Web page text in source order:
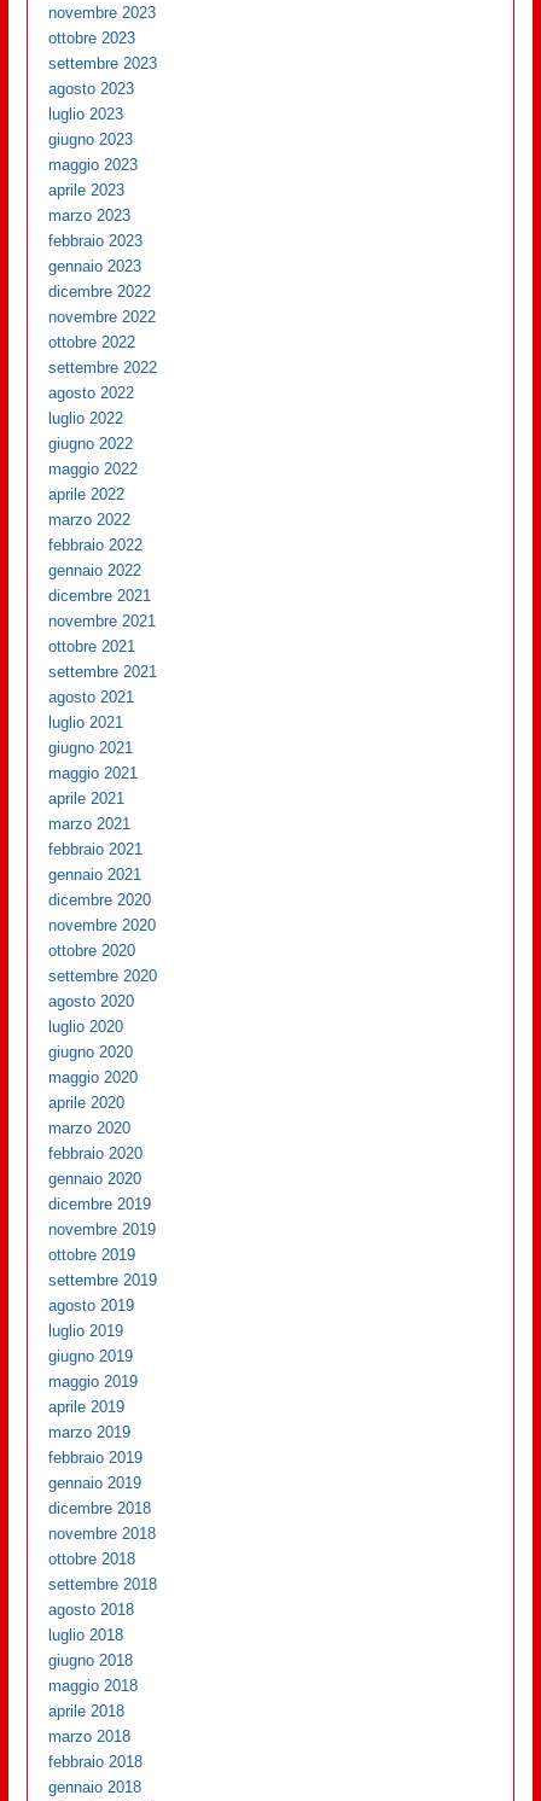
novembre 2023
ottobre 2023
settembre 2023
agosto 2023
luglio 2023
giugno 2023
maggio 2023
aprile 2023
marzo 2023
febbraio 2023
gennaio 2023
dicembre 2022
novembre 2022
ottobre 2022
settembre 2022
agosto 2022
luglio 2022
giugno 2022
maggio 2022
aprile 2022
marzo 2022
febbraio 2022
gennaio 2022
dicembre 2021
novembre 2021
ottobre 2021
settembre 2021
agosto 2021
luglio 2021
giugno 2021
maggio 2021
aprile 2021
marzo 2021
febbraio 2021
gennaio 2021
dicembre 2020
novembre 2020
ottobre 2020
settembre 2020
agosto 2020
luglio 2020
giugno 2020
maggio 2020
aprile 2020
marzo 2020
febbraio 2020
gennaio 2020
dicembre 2019
novembre 2019
ottobre 2019
settembre 2019
agosto 2019
luglio 2019
giugno 2019
maggio 2019
aprile 2019
marzo 2019
febbraio 2019
gennaio 2019
dicembre 2018
novembre 2018
ottobre 2018
settembre 2018
agosto 2018
luglio 2018
giugno 2018
maggio 2018
aprile 2018
marzo 2018
febbraio 2018
gennaio 2018